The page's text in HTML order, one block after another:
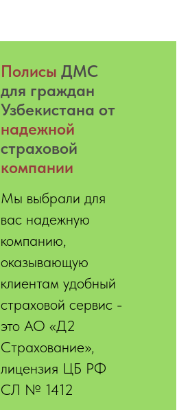
Полисы ДМС
для граждан
Узбекистана от
надежной
страховой
компании
Мы выбрали для
вас надежную
компанию,
оказывающую
клиентам удобный
страховой сервис -
это АО «Д2
Страхование»,
лицензия ЦБ РФ
СЛ № 1412